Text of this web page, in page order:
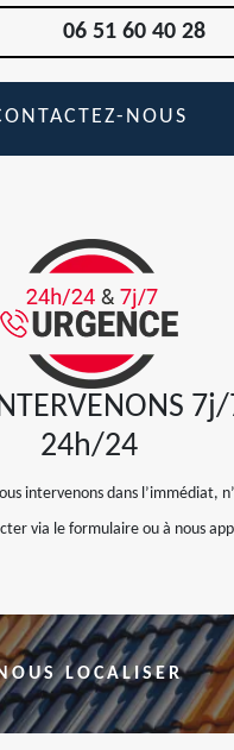
06 51 60 40 28
NOUS
24h/24
intervenons dans l’immédiat,
via le formulaire ou à nous
LOCALISER